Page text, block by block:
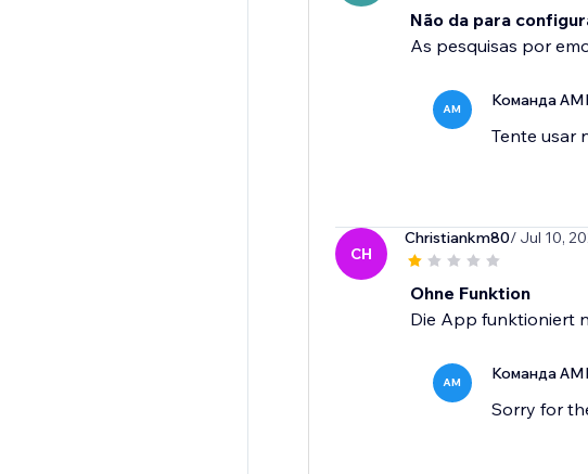
Não da para
As pesquisas por
AM Команда
Tente usar
CH
Christiankm80/ Jul 10,
Ohne Funktion
Die App funktioniert
AM Команда
Sorry for